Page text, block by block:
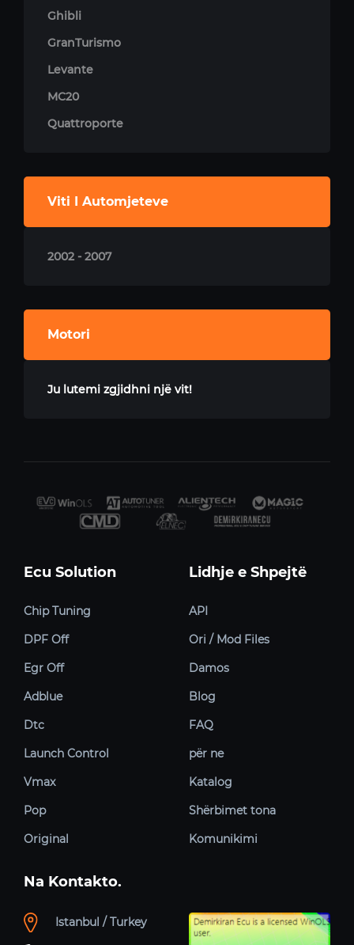
Ghibli
GranTurismo
Levante
MC20
Quattroporte
Viti I Automjeteve
2002 - 2007
Motori
Ju lutemi zgjidhni një vit!
Ecu Solution
Chip Tuning
DPF Off
Egr Off
Adblue
Dtc
Launch Control
Vmax
Pop
Original
Lidhje e Shpejtë
API
Ori / Mod Files
Damos
Blog
FAQ
për ne
Katalog
Shërbimet tona
Komunikimi
Na Kontakto.
Istanbul / Turkey